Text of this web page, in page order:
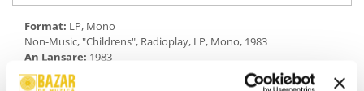
Format: LP, Mono
Non-Music, "Childrens", Radioplay, LP, Mono, 1983
An Lansare: 1983
Stil:Radioplay
Stare Disc: